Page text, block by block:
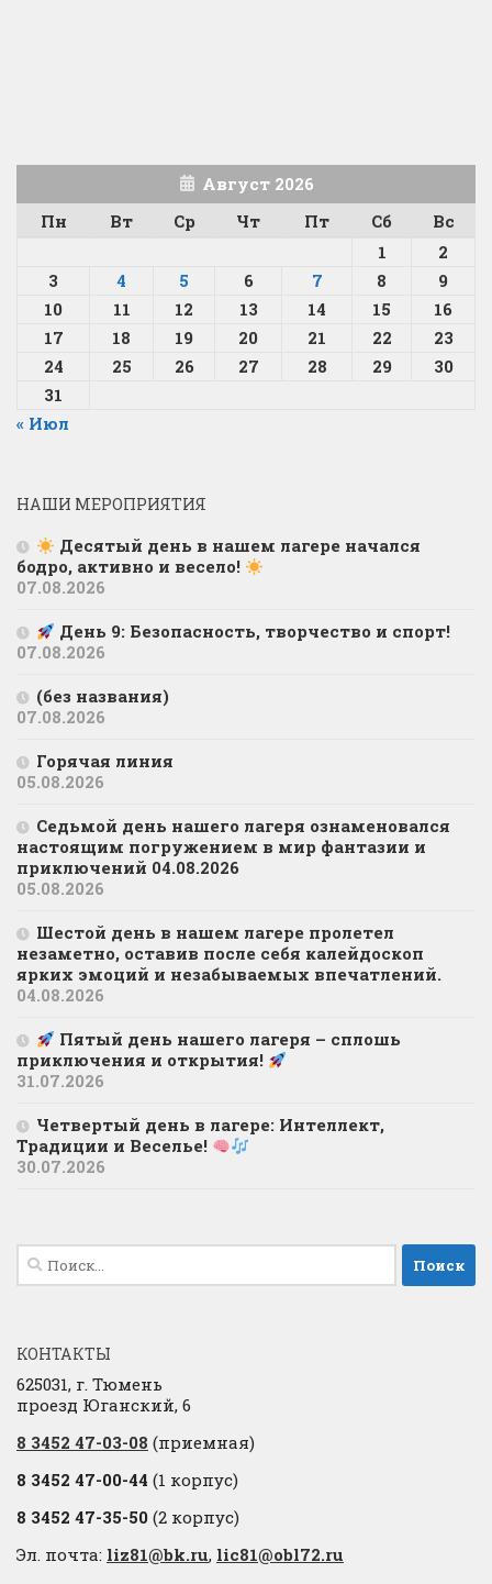
Август 2026
Пн
Вт Ср Чт Пт Сб
Вс
1
2
3
4 5 6 7 8
9
10
11 12 13 14 15
16
17
18 19 20 21 22
23
24
25 26 27 28 29
30
31
« Июл
НАШИ МЕРОПРИЯТИЯ
Десятый день в нашем лагере начался
бодро, активно и весело!
07.08.2026
День 9: Безопасность, творчество и спорт!
07.08.2026
(без названия)
07.08.2026
Горячая линия
05.08.2026
Седьмой день нашего лагеря ознаменовался
настоящим погружением в мир фантазии и
приключений 04.08.2026
05.08.2026
Шестой день в нашем лагере пролетел
незаметно, оставив после себя калейдоскоп
ярких эмоций и незабываемых впечатлений.
04.08.2026
Пятый день нашего лагеря – сплошь
приключения и открытия!
31.07.2026
Четвертый день в лагере: Интеллект,
Традиции и Веселье!
30.07.2026
Найти:
КОНТАКТЫ
625031, г. Тюмень
проезд Юганский, 6
8 3452 47-03-08 (приемная)
8 3452 47-00-44 (1 корпус)
8 3452 47-35-50 (2 корпус)
Эл. почта: liz81@bk.ru, lic81@obl72.ru